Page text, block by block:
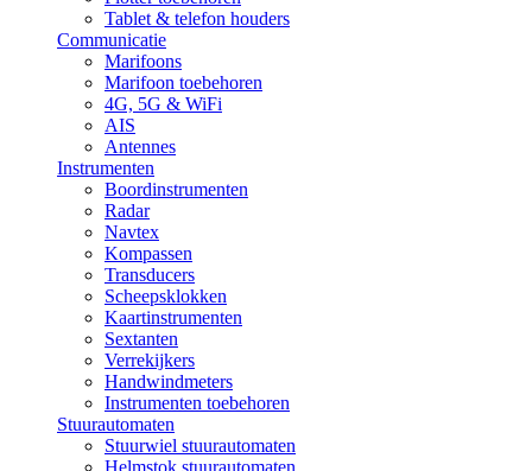
Tablet & telefon houders
Communicatie
Marifoons
Marifoon toebehoren
4G, 5G & WiFi
AIS
Antennes
Instrumenten
Boordinstrumenten
Radar
Navtex
Kompassen
Transducers
Scheepsklokken
Kaartinstrumenten
Sextanten
Verrekijkers
Handwindmeters
Instrumenten toebehoren
Stuurautomaten
Stuurwiel stuurautomaten
Helmstok stuurautomaten